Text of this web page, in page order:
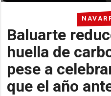
Baluarte
huella de
pese a
que el año